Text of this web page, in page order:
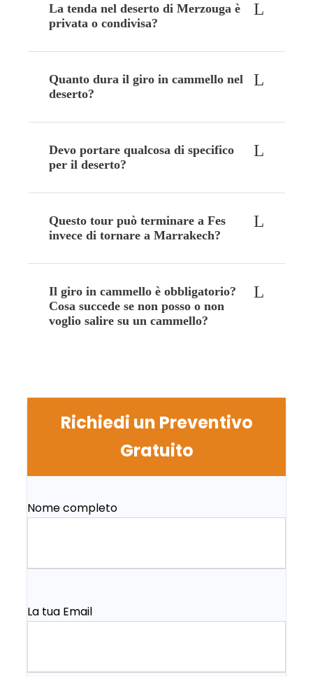
Richiedi un Preventivo
Gratuito
Nome completo
La tua Email
La tenda nel deserto di Merzouga è
privata o condivisa?
Quanto dura il giro in cammello nel
deserto?
Devo portare qualcosa di specifico
per il deserto?
Questo tour può terminare a Fes
invece di tornare a Marrakech?
Il giro in cammello è obbligatorio?
Cosa succede se non posso o non
voglio salire su un cammello?